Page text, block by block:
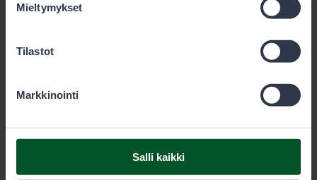
Mieltymykset
Tilastot
Markkinointi
Salli kaikki
00521Helsinki